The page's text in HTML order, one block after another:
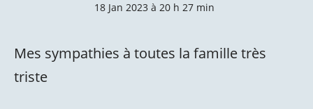
18 Jan 2023 à 20 h 27 min
Mes sympathies à toutes la famille très
triste